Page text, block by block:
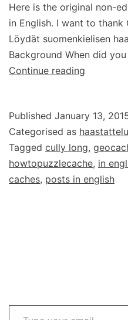
Here is the original non-
in English. I want to
Löydät suomenkielisen
Background When did
Continue reading
Long,
the
author
of
the
Published January 13,
Categorised as
Tagged cully long,
howtopuzzlecache, in
caches, posts in english
Type your email…